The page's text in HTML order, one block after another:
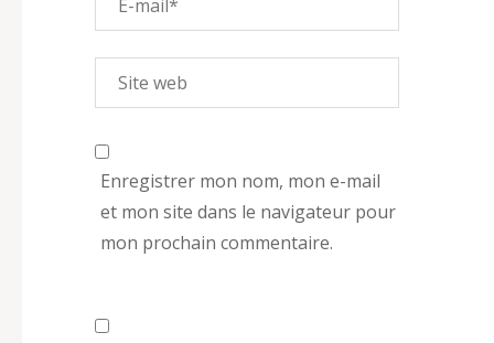
Enregistrer mon nom, mon e-mail
et mon site dans le navigateur pour
mon prochain commentaire.